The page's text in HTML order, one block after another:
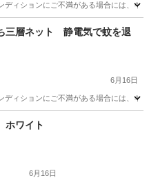
ディションにご不満がある場合には、
テディベア
三層ネット 静電気で蚊を退
6月16日
ディションにご不満がある場合には、
商品
ホワイト
6月16日